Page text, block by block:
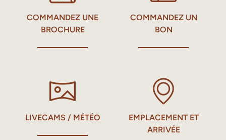
COMMANDEZ ­UNE
BROCHURE
COMMANDEZ UN
BON
LIVECAMS / MÉTÉO
EMPLACEMENT ET
ARRIVÉE